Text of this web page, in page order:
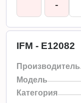
-
IFM - E12082
Производитель
Модель
Категория